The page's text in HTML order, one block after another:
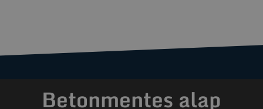
Betonmentes alap